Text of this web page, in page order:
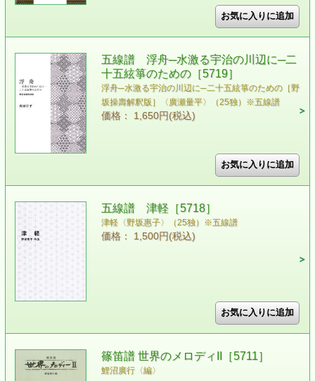
五線譜 浮舟─水激る宇治の川辺に─二
十五絃箏のための［5719］
浮舟─水激る宇治の川辺に─二十五絃箏のための［野
坂操壽解釈版］〈廣瀬量平〉（25独）※五線譜
価格： 1,650円(税込)
五線譜 津軽［5718］
津軽〈野坂惠子〉（25独）※五線譜
価格： 1,500円(税込)
篠笛譜 世界のメロディII［5711］
鯉沼廣行〈編〉